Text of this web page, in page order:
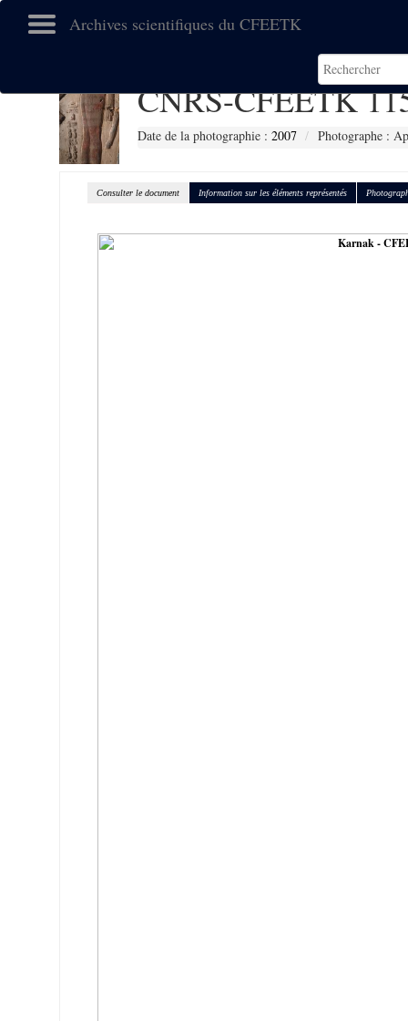
Archives scientifiques du CFEETK
CNRS-CFEETK
Date de la photographie : 2007 Photographe :
Consulter le document Information sur les éléments représentés